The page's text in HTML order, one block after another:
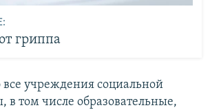
гриппа
все учреждения социальной
в том числе образовательные,